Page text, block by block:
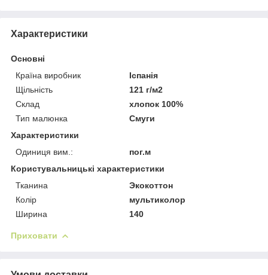
Характеристики
Основні
Країна виробник
Іспанія
Щільність
121 г/м2
Склад
хлопок 100%
Тип малюнка
Смуги
Характеристики
Одиниця вим.:
пог.м
Користувальницькі характеристики
Тканина
Экокоттон
Колір
мультиколор
Ширина
140
Приховати